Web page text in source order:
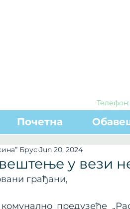
Телефон:
Почетна
у вези
Брус Jun 20, 2024
грађани,
предузеће „